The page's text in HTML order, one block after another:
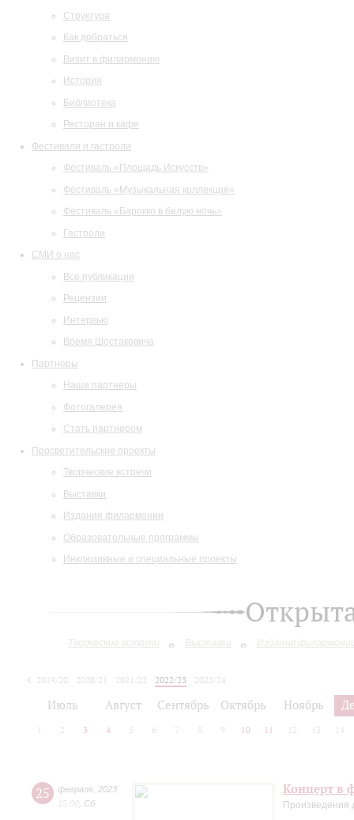
Структура
Как добраться
Визит в филармонию
История
Библиотека
Ресторан и кафе
Фестивали и гастроли
Фестиваль «Площадь Искусств»
Фестиваль «Музыкальная коллекция»
Фестиваль «Барокко в белую ночь»
Гастроли
СМИ о нас
Все публикации
Рецензии
Интервью
Время Шостаковича
Партнеры
Наши партнеры
Фотогалерея
Стать партнером
Просветительские проекты
Творческие встречи
Выставки
Издания филармонии
Образовательные программы
Инклюзивные и специальные проекты
Творческие встречи Выставки Издания
2019/20 2020/21 2021/22 2022/23
2023/24
Июль Август Сентябрь Октябрь Ноябрь
2 3 4 5 6 7 8 9 10 11 12 13 14
25 февраля 2023
15:00 Сб
Концерт в
Произведения